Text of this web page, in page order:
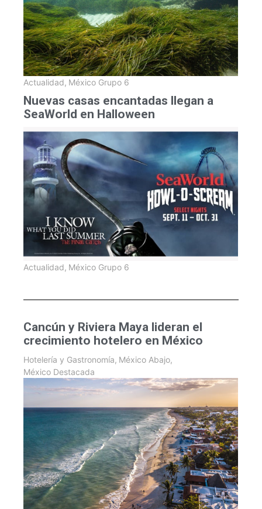
Actualidad, México Grupo 6
Nuevas casas encantadas llegan a
SeaWorld en Halloween
Actualidad, México Grupo 6
Cancún y Riviera Maya lideran el
crecimiento hotelero en México
Hotelería y Gastronomía, México Abajo,
México Destacada